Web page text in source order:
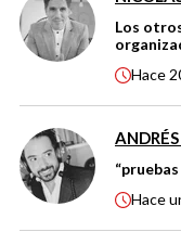
Los
Hace
Hace